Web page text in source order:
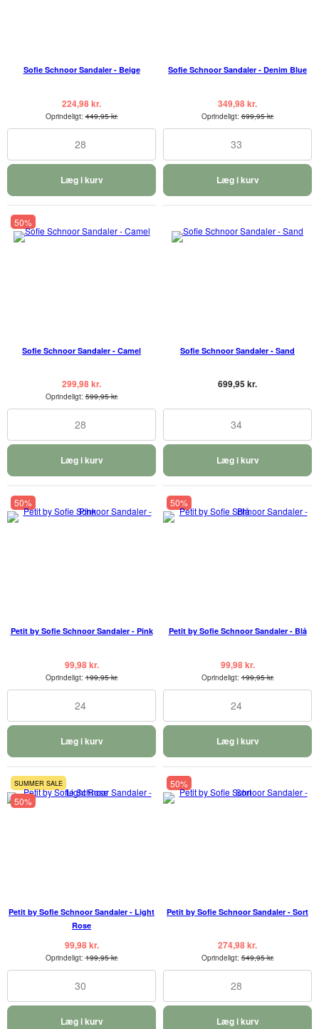
Sofie Schnoor Sandaler - Beige
224,98 kr.
Oprindeligt:449,95 kr.
28
Læg i kurv
Sofie Schnoor Sandaler - Denim Blue
349,98 kr.
Oprindeligt:699,95 kr.
33
Læg i kurv
50%
Sofie Schnoor Sandaler - Camel
299,98 kr.
Oprindeligt:599,95 kr.
28
Læg i kurv
Sofie Schnoor Sandaler - Sand
699,95 kr.
34
Læg i kurv
50%
Petit by Sofie Schnoor Sandaler - Pink
99,98 kr.
Oprindeligt:199,95 kr.
24
Læg i kurv
50%
Petit by Sofie Schnoor Sandaler - Blå
99,98 kr.
Oprindeligt:199,95 kr.
24
Læg i kurv
SUMMER SALE
50%
Petit by Sofie Schnoor Sandaler - Light
Rose
99,98 kr.
Oprindeligt:199,95 kr.
30
Læg i kurv
50%
Petit by Sofie Schnoor Sandaler - Sort
274,98 kr.
Oprindeligt:549,95 kr.
28
Læg i kurv